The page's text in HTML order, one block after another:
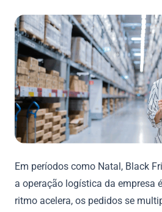
Em períodos como Natal, Black
a operação logística da empresa
ritmo acelera, os pedidos se